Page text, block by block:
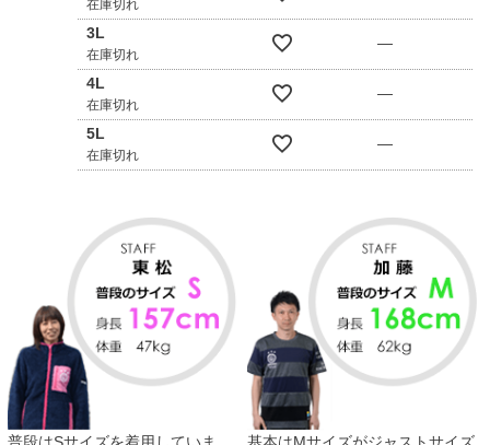
在庫切れ
3L
在庫切れ
—
4L
在庫切れ
—
5L
在庫切れ
—
普段はSサイズを着用していま
基本はMサイズがジャストサイズ